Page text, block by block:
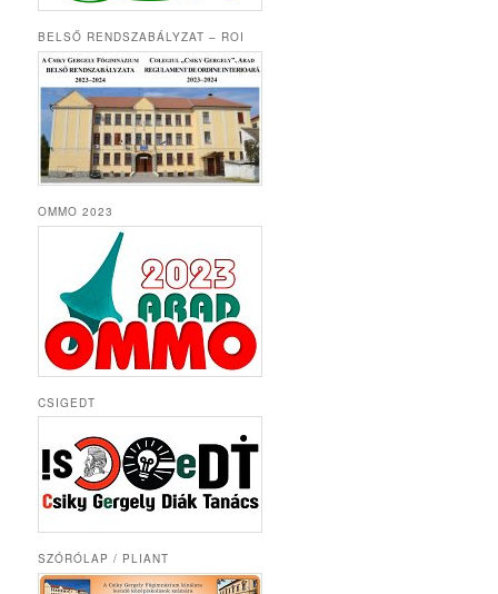
BELSŐ RENDSZABÁLYZAT – ROI
OMMO 2023
CSIGEDT
SZÓRÓLAP / PLIANT